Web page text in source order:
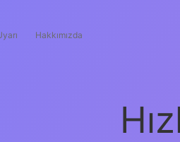
Hakkımızda